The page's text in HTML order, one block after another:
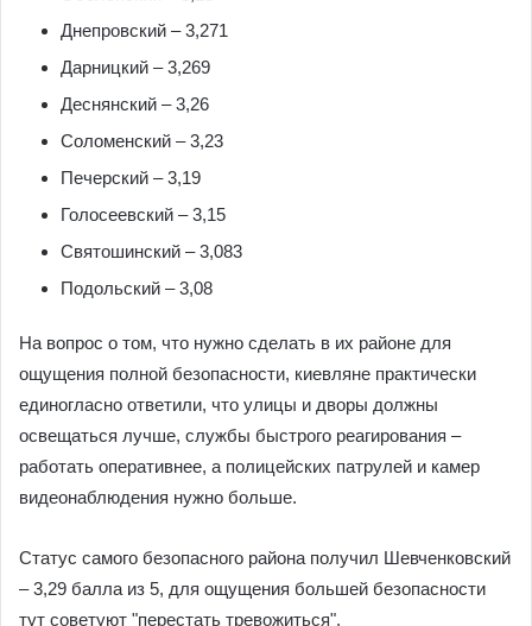
Днепровский – 3,271
Дарницкий – 3,269
Деснянский – 3,26
Соломенский – 3,23
Печерский – 3,19
Голосеевский – 3,15
Святошинский – 3,083
Подольский – 3,08
На вопрос о том, что нужно сделать в их районе для
ощущения полной безопасности, киевляне практически
единогласно ответили, что улицы и дворы должны
освещаться лучше, службы быстрого реагирования –
работать оперативнее, а полицейских патрулей и камер
видеонаблюдения нужно больше.
Статус самого безопасного района получил Шевченковский
– 3,29 балла из 5, для ощущения большей безопасности
тут советуют "перестать тревожиться".